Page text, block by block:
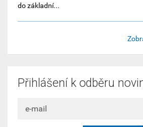
do základní...
Přihlášení k odběru